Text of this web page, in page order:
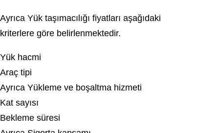
Ayrıca Yük taşımacılığı fiyatları aşağıdaki
kriterlere göre belirlenmektedir.
Yük hacmi
Araç tipi
Ayrıca Yükleme ve boşaltma hizmeti
Kat sayısı
Bekleme süresi